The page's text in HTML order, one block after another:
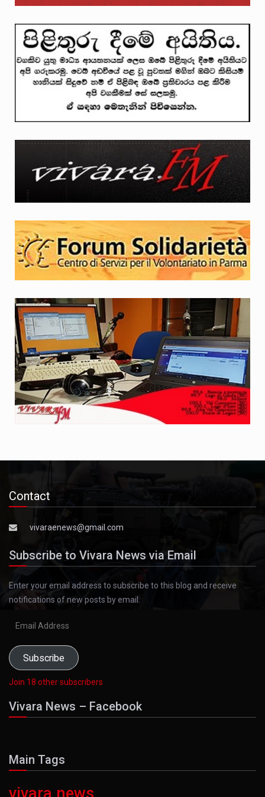
Contact
vivaraenews@gmail.com
Subscribe to Vivara News via Email
Enter your email address to subscribe to this blog and receive
notifications of new posts by email.
Subscribe
Join 18 other subscribers
Vivara News – Facebook
Main Tags